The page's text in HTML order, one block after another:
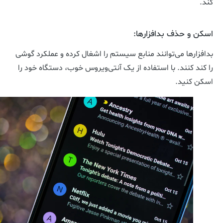
کند.
اسکن و حذف بدافزارها:
بدافزارها می‌توانند منابع سیستم را اشغال کرده و عملکرد گوشی
را کند کنند. با استفاده از یک آنتی‌ویروس خوب، دستگاه خود را
اسکن کنید.